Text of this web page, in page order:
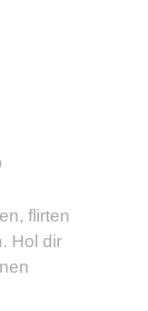
flirten
Hol dir